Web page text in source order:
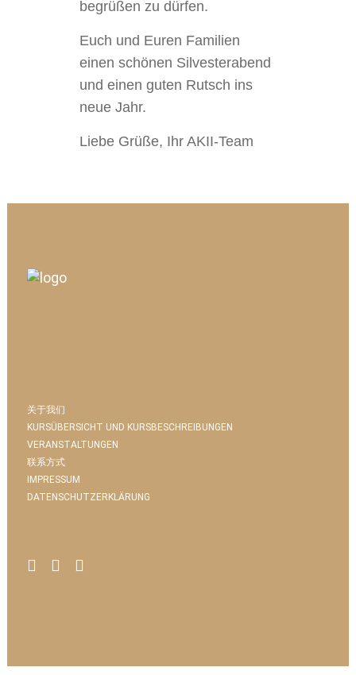
begrüßen zu dürfen.
Euch und Euren Familien
einen schönen Silvesterabend
und einen guten Rutsch ins
neue Jahr.
Liebe Grüße, Ihr AKII-Team
关于我们
KURSÜBERSICHT UND KURSBESCHREIBUNGEN
VERANSTALTUNGEN
联系方式
IMPRESSUM
DATENSCHUTZERKLÄRUNG